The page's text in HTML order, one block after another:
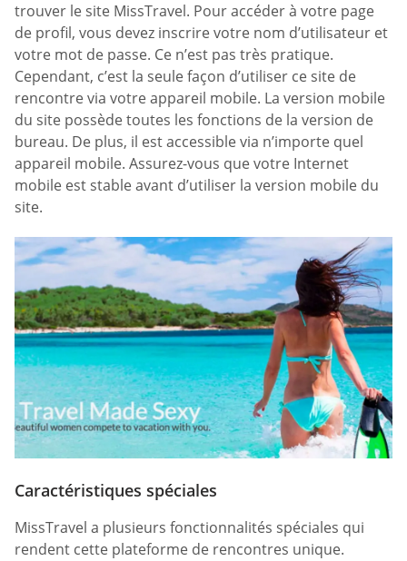
trouver le site MissTravel. Pour accéder à votre page
de profil, vous devez inscrire votre nom d’utilisateur et
votre mot de passe. Ce n’est pas très pratique.
Cependant, c’est la seule façon d’utiliser ce site de
rencontre via votre appareil mobile. La version mobile
du site possède toutes les fonctions de la version de
bureau. De plus, il est accessible via n’importe quel
appareil mobile. Assurez-vous que votre Internet
mobile est stable avant d’utiliser la version mobile du
site.
Caractéristiques spéciales
MissTravel a plusieurs fonctionnalités spéciales qui
rendent cette plateforme de rencontres unique.